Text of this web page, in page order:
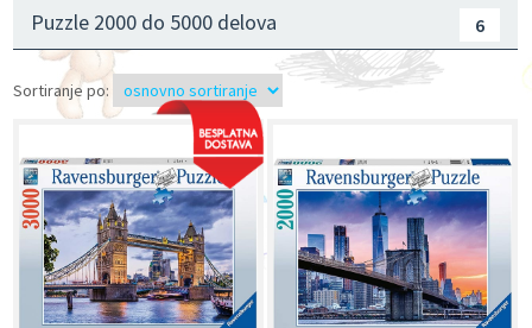
Puzzle 2000 do 5000 delova 6
Sortiranje po: